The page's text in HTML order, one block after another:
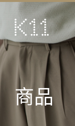
艺术及文化
店铺
美馔
活动
商品